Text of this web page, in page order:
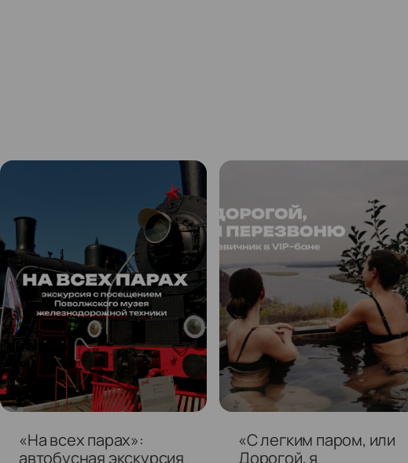
«На всех парах»:
автобусная экскурсия
«С легким паром, или
Дорогой, я